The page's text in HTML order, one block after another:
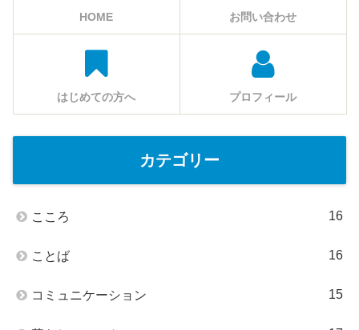
HOME お問い合わせ
はじめての方へ プロフィール
カテゴリー
こころ 16
ことば 16
コミュニケーション 15